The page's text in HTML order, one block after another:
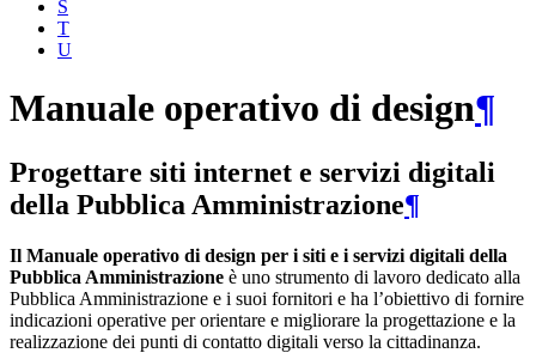
S
T
U
Manuale operativo di design¶
Progettare siti internet e servizi digitali
della Pubblica Amministrazione¶
Il Manuale operativo di design per i siti e i servizi digitali della
Pubblica Amministrazione è uno strumento di lavoro dedicato alla
Pubblica Amministrazione e i suoi fornitori e ha l’obiettivo di fornire
indicazioni operative per orientare e migliorare la progettazione e la
realizzazione dei punti di contatto digitali verso la cittadinanza.